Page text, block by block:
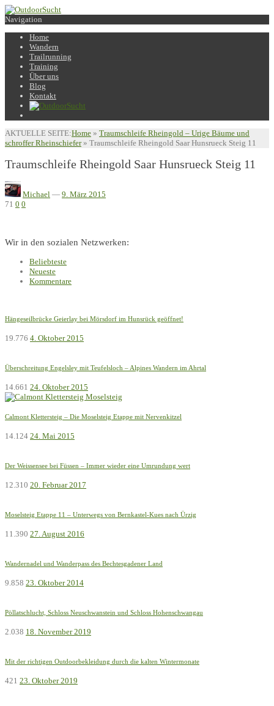
Navigation
Home
Wandern
Trailrunning
Training
Über uns
Blog
Kontakt
AKTUELLE SEITE:Home » Traumschleife Rheingold – Urige Bäume und
schroffer Rheinschiefer » Traumschleife Rheingold Saar Hunsrueck Steig 11
Traumschleife Rheingold Saar Hunsrueck Steig 11
Michael — 9. März 2015
71 0 0
Wir in den sozialen Netzwerken:
Beliebteste
Neueste
Kommentare
Hängeseilbrücke Geierlay bei Mörsdorf im Hunsrück geöffnet!
19.776 4. Oktober 2015
Überschreitung Engelsley mit Teufelsloch – Alpines Wandern im Ahrtal
14.661 24. Oktober 2015
Calmont Klettersteig – Die Moselsteig Etappe mit Nervenkitzel
14.124 24. Mai 2015
Der Weissensee bei Füssen – Immer wieder eine Umrundung wert
12.310 20. Februar 2017
Moselsteig Etappe 11 – Unterwegs von Bernkastel-Kues nach Ürzig
11.390 27. August 2016
Wandernadel und Wanderpass des Bechtesgadener Land
9.858 23. Oktober 2014
Pöllatschlucht, Schloss Neuschwanstein und Schloss Hohenschwangau
2.038 18. November 2019
Mit der richtigen Outdoorbekleidung durch die kalten Wintermonate
421 23. Oktober 2019